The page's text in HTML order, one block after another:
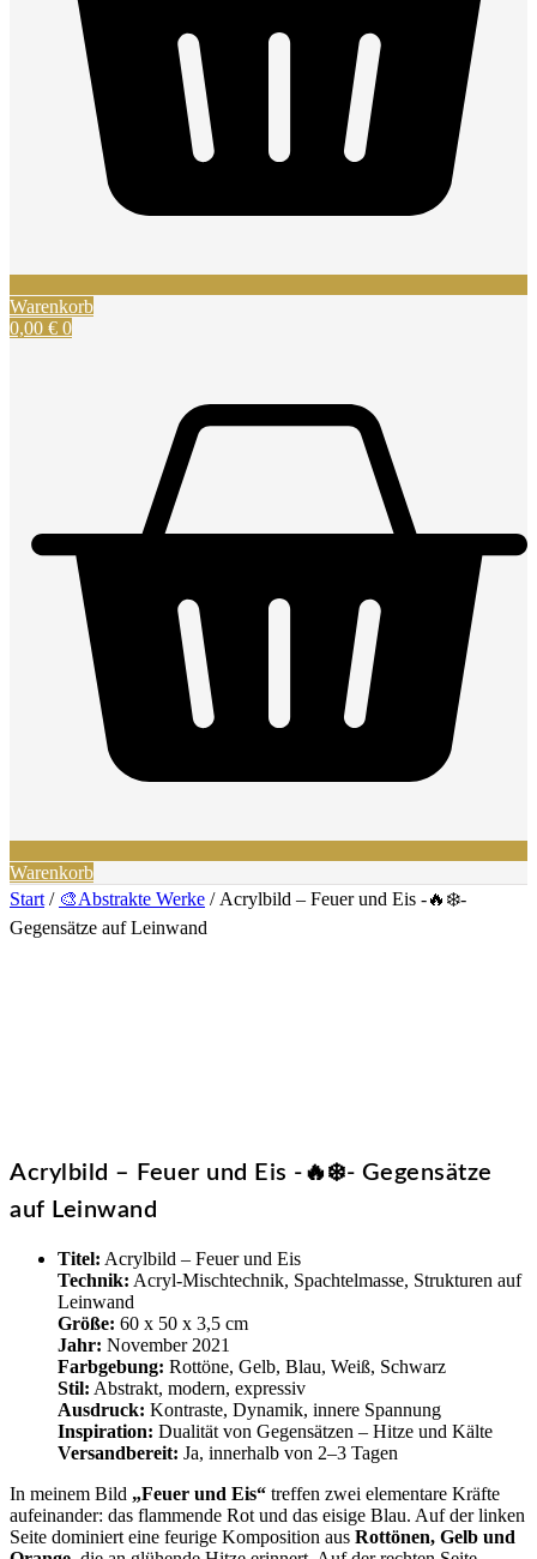
Warenkorb
0,00 € 0
Warenkorb
Start / 🎨Abstrakte Werke / Acrylbild – Feuer und Eis -🔥❄️-
Gegensätze auf Leinwand
Acrylbild – Feuer und Eis -🔥❄️- Gegensätze
auf Leinwand
Titel: Acrylbild – Feuer und Eis
Technik: Acryl-Mischtechnik, Spachtelmasse, Strukturen auf
Leinwand
Größe: 60 x 50 x 3,5 cm
Jahr: November 2021
Farbgebung: Rottöne, Gelb, Blau, Weiß, Schwarz
Stil: Abstrakt, modern, expressiv
Ausdruck: Kontraste, Dynamik, innere Spannung
Inspiration: Dualität von Gegensätzen – Hitze und Kälte
Versandbereit: Ja, innerhalb von 2–3 Tagen
In meinem Bild „Feuer und Eis“ treffen zwei elementare Kräfte
aufeinander: das flammende Rot und das eisige Blau. Auf der linken
Seite dominiert eine feurige Komposition aus Rottönen, Gelb und